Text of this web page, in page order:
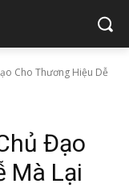
Cho Thương Hiệu Dễ
Đạo
Mà Lại